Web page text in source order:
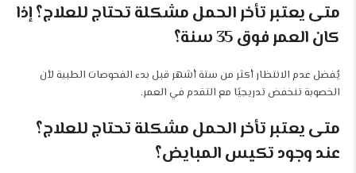
متى يعتبر تأخر الحمل مشكلة تحتاج للعلاج؟ إذا
كان العمر فوق 35 سنة؟
يُفضل عدم الانتظار أكثر من ستة أشهر قبل بدء الفحوصات الطبية لأن
الخصوبة تنخفض تدريجيًا مع التقدم في العمر.
متى يعتبر تأخر الحمل مشكلة تحتاج للعلاج؟
عند وجود تكيس المبايض؟